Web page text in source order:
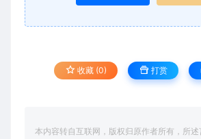
收藏 (0) 打赏
本内容转自互联网，版权归原作者所有，所